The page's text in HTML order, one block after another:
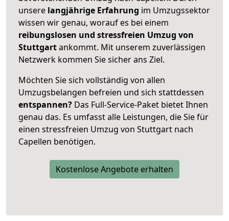
unsere langjährige Erfahrung im Umzugssektor
wissen wir genau, worauf es bei einem
reibungslosen und stressfreien Umzug von
Stuttgartankommt. Mit unserem zuverlässigen
Netzwerk kommen Sie sicher ans Ziel.
Möchten Sie sich vollständig von allen
Umzugsbelangen befreien und sich stattdessen
entspannen? Das Full-Service-Paket bietet Ihnen
genau das. Es umfasst alle Leistungen, die Sie für
einen stressfreien Umzug von Stuttgart nach
Capellen benötigen.
Kostenlose Angebote erhalten